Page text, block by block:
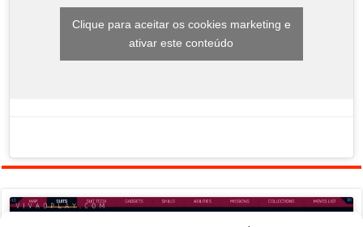
Clique para aceitar os cookies marketing e
ativar este conteúdo